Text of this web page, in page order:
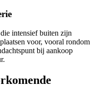
intensief buiten zijn
voor, vooral rondom
bij aankoop